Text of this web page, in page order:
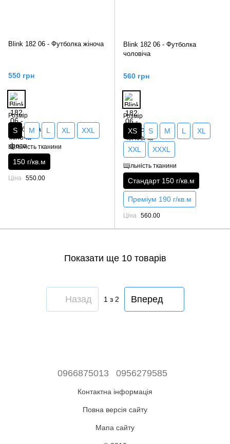
Blink 182 06 - Футболка жіноча
550 грн
Розмір
S M L XL XXL
Щільність тканини
150 г/кв.м
Ціна 550.00
Blink 182 06 - Футболка
чоловіча
560 грн
Розмір
XS S M L XL
XXL XXXL
Щільність тканини
Стандарт 150 г/кв.м
Преміум 190 г/кв.м
Ціна 560.00
Показати ще 10 товарів
Назад 1 з 2 Вперед
0966875013 0956279585
Контактна інформація
Повна версія сайту
Мапа сайту